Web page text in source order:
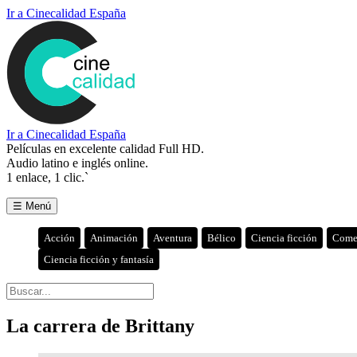
Ir a Cinecalidad España
Ir a Cinecalidad España
Películas en excelente calidad Full HD.
Audio latino e inglés online.
1 enlace, 1 clic.`
☰ Menú
Acción Animación Aventura Bélico Ciencia ficción
Ciencia ficción y fantasía
La carrera de Brittany